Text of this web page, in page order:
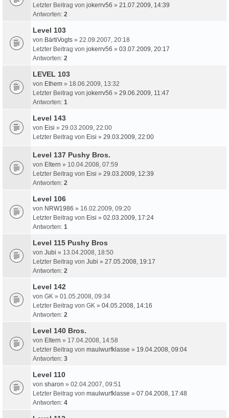
Letzter Beitrag von jokerrv56 » 21.07.2009, 14:39
Antworten: 2
Level 103
von BärtiVogts » 22.09.2007, 20:18
Letzter Beitrag von jokerrv56 » 03.07.2009, 20:17
Antworten: 2
LEVEL 103
von Ethem » 18.06.2009, 13:32
Letzter Beitrag von jokerrv56 » 29.06.2009, 11:47
Antworten: 1
Level 143
von Eisi » 29.03.2009, 22:00
Letzter Beitrag von Eisi » 29.03.2009, 22:00
Level 137 Pushy Bros.
von Eltern » 10.04.2008, 07:59
Letzter Beitrag von Eisi » 29.03.2009, 12:39
Antworten: 2
Level 106
von NRW1986 » 16.02.2009, 09:20
Letzter Beitrag von Eisi » 02.03.2009, 17:24
Antworten: 1
Level 115 Pushy Bros
von Jubi » 13.04.2008, 18:50
Letzter Beitrag von Jubi » 27.05.2008, 19:17
Antworten: 2
Level 142
von GK » 01.05.2008, 09:34
Letzter Beitrag von GK » 04.05.2008, 14:16
Antworten: 2
Level 140 Bros.
von Eltern » 17.04.2008, 14:58
Letzter Beitrag von maulwurfklasse » 19.04.2008, 09:04
Antworten: 3
Level 110
von sharon » 02.04.2007, 09:51
Letzter Beitrag von maulwurfklasse » 07.04.2008, 17:48
Antworten: 4